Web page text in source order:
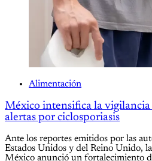
Alimentación
México intensifica la
alertas por ciclosporiasis
Ante los reportes emitidos por las
Estados Unidos y del Reino Unido,
México anunció un fortalecimiento